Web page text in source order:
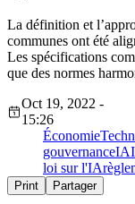
La définition et
communes ont été
Les spécifications
que des normes
Oct 19, 2022 -
15:26
Économie
gouvernanceIA
loi sur l'IA
Print Partager